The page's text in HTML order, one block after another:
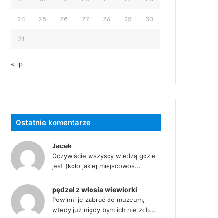
24 25 26 27 28 29 30
31
« lip
Ostatnie komentarze
Jacek
Oczywiście wszyscy wiedzą gdzie
jest (koło jakiej miejscowoś...
pędzel z włosia wiewiorki
Powinni je zabrać do muzeum,
wtedy już nigdy bym ich nie zob...